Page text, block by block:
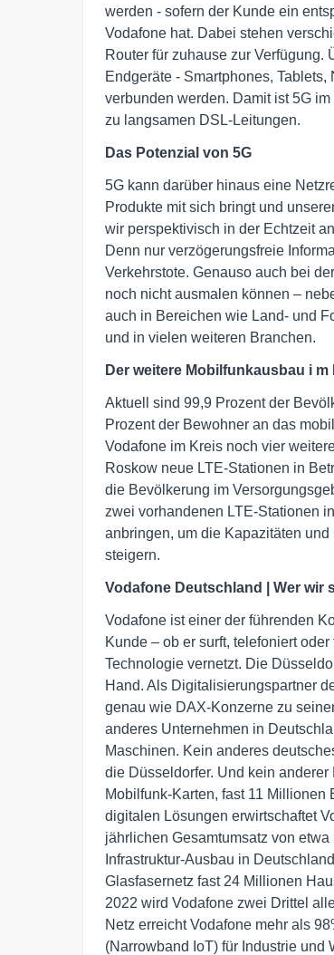
werden - sofern der Kunde ein
Vodafone hat. Dabei stehen
Router für zuhause zur
Endgeräte - Smartphones,
verbunden werden. Damit ist 5G
zu langsamen DSL-Leitungen.
Das Potenzial von 5G
5G kann darüber hinaus eine
Produkte mit sich bringt und
wir perspektivisch in der Echtzeit
Denn nur verzögerungsfreie
Verkehrstote. Genauso auch bei
noch nicht ausmalen können –
auch in Bereichen wie Land- und
und in vielen weiteren Branchen.
Der weitere Mobilfunkausbau i m
Aktuell sind 99,9 Prozent der
Prozent der Bewohner an das
Vodafone im Kreis noch vier
Roskow neue LTE-Stationen in
die Bevölkerung im
zwei vorhandenen LTE-Stationen
anbringen, um die Kapazitäten
steigern.
Vodafone Deutschland | Wer wir
Vodafone ist einer der führenden
Kunde – ob er surft, telefoniert
Technologie vernetzt. Die
Hand. Als Digitalisierungspartner
genau wie DAX-Konzerne zu
anderes Unternehmen in
Maschinen. Kein anderes
die Düsseldorfer. Und kein
Mobilfunk-Karten, fast 11
digitalen Lösungen erwirtschaftet
jährlichen Gesamtumsatz von
Infrastruktur-Ausbau in
Glasfasernetz fast 24 Millionen
2022 wird Vodafone zwei Drittel
Netz erreicht Vodafone mehr als
(Narrowband IoT) für Industrie und